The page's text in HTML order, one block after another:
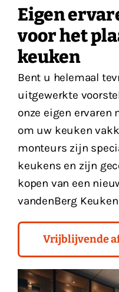
Eigen
voor het
keuken
Bent u helemaal
uitgewerkte
onze eigen ervaren
om uw keuken
monteurs zijn
keukens en zijn
kopen van een
vandenBerg
Vrijblijvende